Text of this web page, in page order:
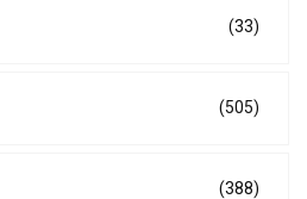
(33)
(505)
(388)